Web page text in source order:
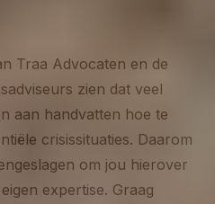
Traa Advocaten en de
zien dat veel
aan handvatten hoe te
crisissituaties. Daarom
om jou hierover
expertise. Graag